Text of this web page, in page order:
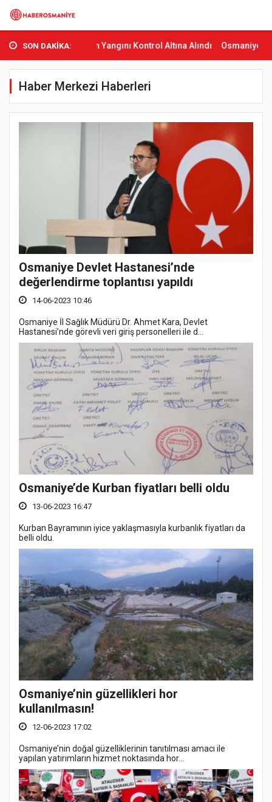
SON DAKİKA:
Yangını Kontrol Altına Alındı Osmaniye’de Tren Çarpması:
Haber Merkezi Haberleri
Osmaniye Devlet Hastanesi’nde
değerlendirme toplantısı yapıldı
14-06-2023 10:46
Osmaniye İl Sağlık Müdürü Dr. Ahmet Kara, Devlet
Hastanesi’nde görevli veri giriş personelleri ile d...
Osmaniye’de Kurban fiyatları belli oldu
13-06-2023 16:47
Kurban Bayramının iyice yaklaşmasıyla kurbanlık fiyatları da
belli oldu.
Osmaniye’nin güzellikleri hor
kullanılmasın!
12-06-2023 17:02
Osmaniye’nin doğal güzelliklerinin tanıtılması amacı ile
yapılan yatırımların hizmet noktasında hor...